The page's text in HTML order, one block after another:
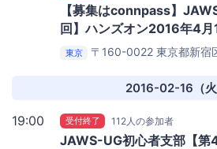
【募集はconnpass】
回】ハンズオン2016年4月
東京
〒160-0022 東京都新宿
2016-02-16（火
19:00 受付終了 112人の参加者
JAWS-UG初心者支部【